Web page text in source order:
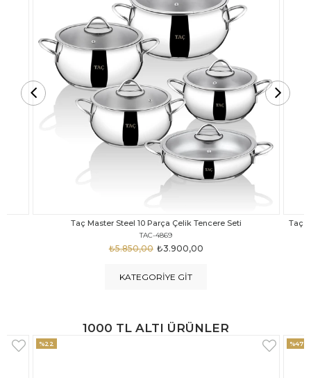
Taç Carabella Döküm Cam Kapak 7 Parça Tencere Seti Siyah
TAC-3817
₺3.250,00
₺4.350,00
KATEGORIYE GIT
1000 TL ALTI ÜRÜNLER
%47 %18